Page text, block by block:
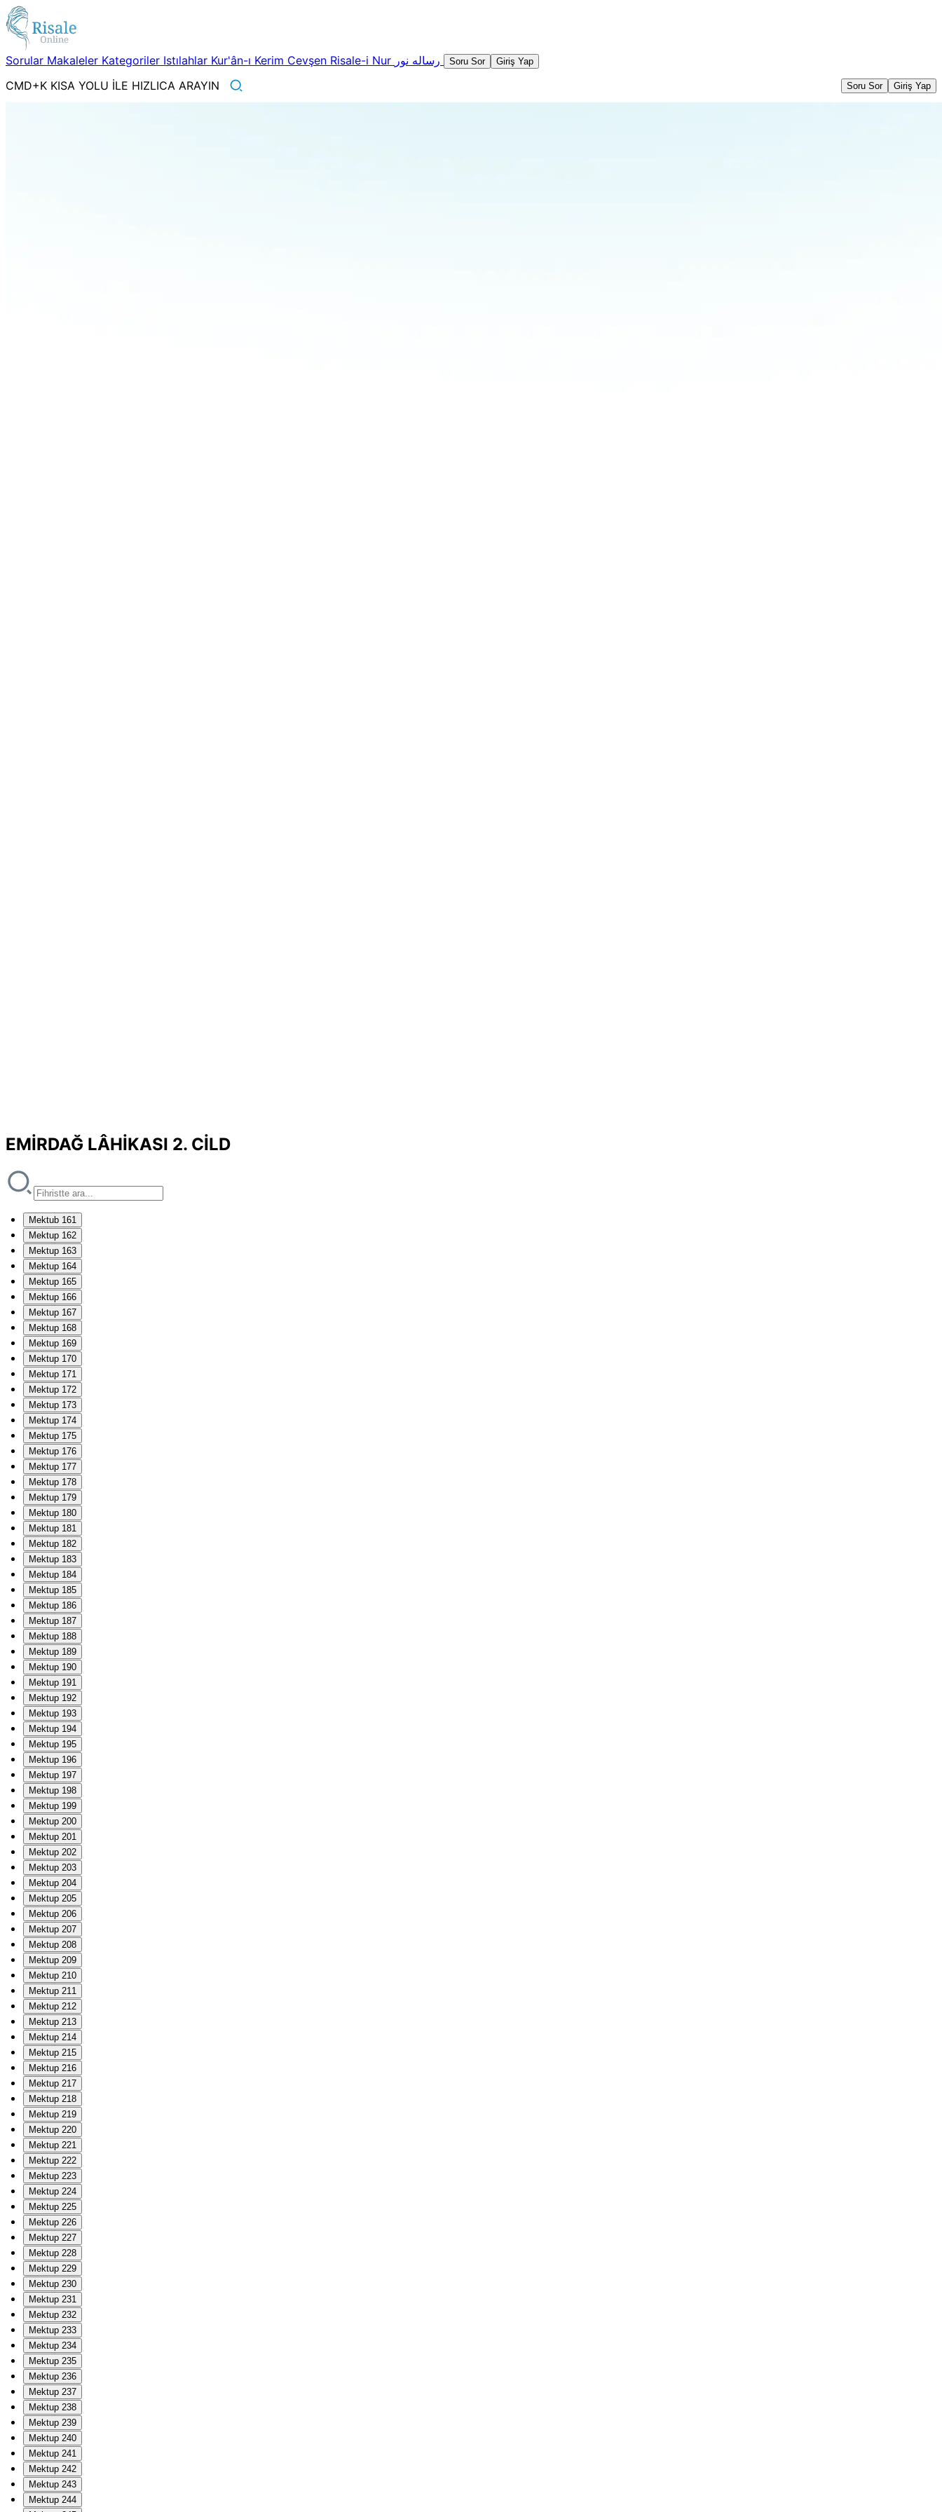
Sorular Makaleler Kategoriler Istılahlar Kur'ân-ı Kerim Cevşen Risale-i Nur Soru Sor Giriş Yap
CMD+K KISA YOLU İLE HIZLICA ARAYIN Soru Sor Giriş Yap
EMİRDAĞ LÂHİKASI 2. CİLD
Mektub 161
Mektup 162
Mektup 163
Mektup 164
Mektup 165
Mektup 166
Mektup 167
Mektup 168
Mektup 169
Mektup 170
Mektup 171
Mektup 172
Mektup 173
Mektup 174
Mektup 175
Mektup 176
Mektup 177
Mektup 178
Mektup 179
Mektup 180
Mektup 181
Mektup 182
Mektup 183
Mektup 184
Mektup 185
Mektup 186
Mektup 187
Mektup 188
Mektup 189
Mektup 190
Mektup 191
Mektup 192
Mektup 193
Mektup 194
Mektup 195
Mektup 196
Mektup 197
Mektup 198
Mektup 199
Mektup 200
Mektup 201
Mektup 202
Mektup 203
Mektup 204
Mektup 205
Mektup 206
Mektup 207
Mektup 208
Mektup 209
Mektup 210
Mektup 211
Mektup 212
Mektup 213
Mektup 214
Mektup 215
Mektup 216
Mektup 217
Mektup 218
Mektup 219
Mektup 220
Mektup 221
Mektup 222
Mektup 223
Mektup 224
Mektup 225
Mektup 226
Mektup 227
Mektup 228
Mektup 229
Mektup 230
Mektup 231
Mektup 232
Mektup 233
Mektup 234
Mektup 235
Mektup 236
Mektup 237
Mektup 238
Mektup 239
Mektup 240
Mektup 241
Mektup 242
Mektup 243
Mektup 244